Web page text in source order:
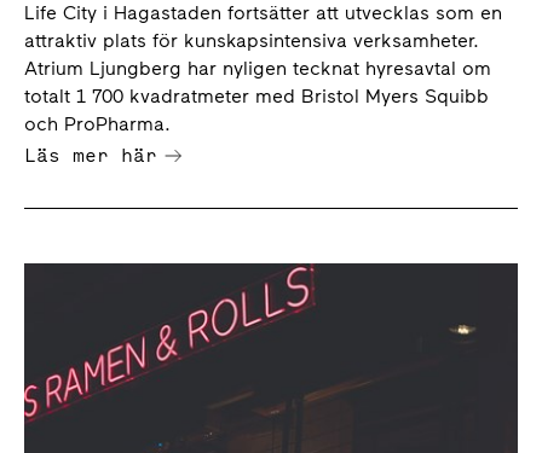
Life City i Hagastaden fortsätter att utvecklas som en
attraktiv plats för kunskapsintensiva verksamheter.
Atrium Ljungberg har nyligen tecknat hyresavtal om
totalt 1 700 kvadratmeter med Bristol Myers Squibb
och ProPharma.
Läs mer här